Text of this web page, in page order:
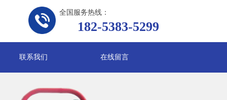
全国服务热线：
182-5383-5299
联系我们 在线留言